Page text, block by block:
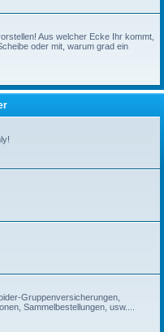
Aus welcher Ecke Ihr kommt,
oder mit, warum grad ein
Gruppenversicherungen,
Sammelbestellungen, usw....